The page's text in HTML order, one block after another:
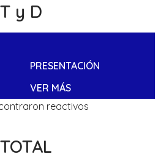
y D
PRESENTACIÓN
VER MÁS
reactivos